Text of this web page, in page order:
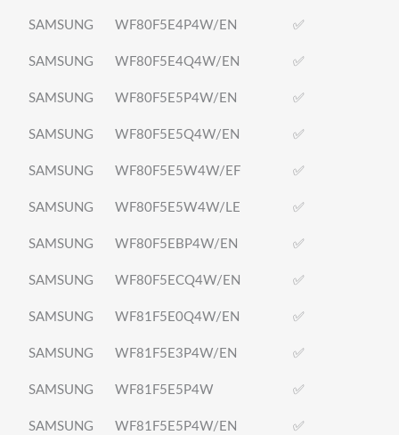
SAMSUNG WF80F5E4P4W/EN ✅
SAMSUNG WF80F5E4Q4W/EN ✅
SAMSUNG WF80F5E5P4W/EN ✅
SAMSUNG WF80F5E5Q4W/EN ✅
SAMSUNG WF80F5E5W4W/EF ✅
SAMSUNG WF80F5E5W4W/LE ✅
SAMSUNG WF80F5EBP4W/EN ✅
SAMSUNG WF80F5ECQ4W/EN ✅
SAMSUNG WF81F5E0Q4W/EN ✅
SAMSUNG WF81F5E3P4W/EN ✅
SAMSUNG WF81F5E5P4W ✅
SAMSUNG WF81F5E5P4W/EN ✅